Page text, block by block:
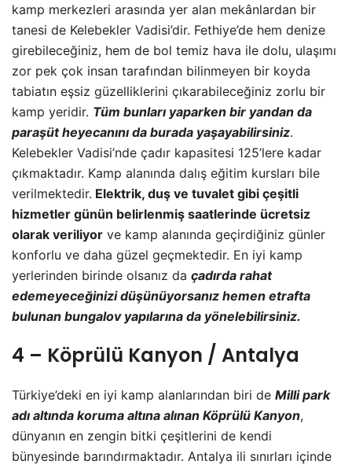
kamp merkezleri arasında yer alan mekânlardan bir
tanesi de Kelebekler Vadisi’dir. Fethiye’de hem denize
girebileceğiniz, hem de bol temiz hava ile dolu, ulaşımı
zor pek çok insan tarafından bilinmeyen bir koyda
tabiatın eşsiz güzelliklerini çıkarabileceğiniz zorlu bir
kamp yeridir. Tüm bunları yaparken bir yandan da
paraşüt heyecanını da burada yaşayabilirsiniz.
Kelebekler Vadisi’nde çadır kapasitesi 125’lere kadar
çıkmaktadır. Kamp alanında dalış eğitim kursları bile
verilmektedir. Elektrik, duş ve tuvalet gibi çeşitli
hizmetler günün belirlenmiş saatlerinde ücretsiz
olarak veriliyor ve kamp alanında geçirdiğiniz günler
konforlu ve daha güzel geçmektedir. En iyi kamp
yerlerinden birinde olsanız da çadırda rahat
edemeyeceğinizi düşünüyorsanız hemen etrafta
bulunan bungalov yapılarına da yönelebilirsiniz.
4 – Köprülü Kanyon / Antalya
Türkiye’deki en iyi kamp alanlarından biri de Milli park
adı altında koruma altına alınan Köprülü Kanyon,
dünyanın en zengin bitki çeşitlerini de kendi
bünyesinde barındırmaktadır. Antalya ili sınırları içinde